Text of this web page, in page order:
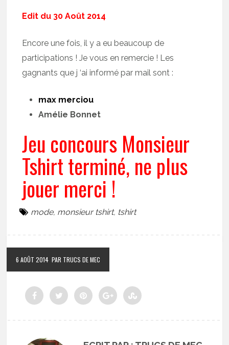
Edit du 30 Août 2014
Encore une fois, il y a eu beaucoup de
participations ! Je vous en remercie ! Les
gagnants que j ‘ai informé par mail sont :
max merciou
Amélie Bonnet
Jeu concours Monsieur
Tshirt terminé, ne plus
jouer merci !
mode, monsieur tshirt, tshirt
6 AOÛT 2014 PAR TRUCS DE MEC